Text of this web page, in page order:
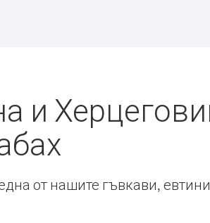
и
от нашите гъвкави,